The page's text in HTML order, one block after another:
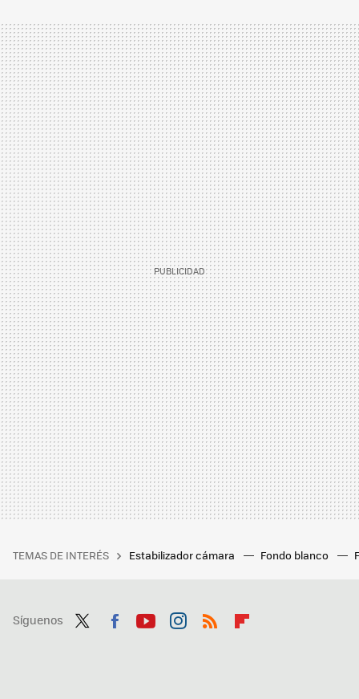
TEMAS DE INTERÉS Estabilizador cámara Fondo blanco
Síguenos